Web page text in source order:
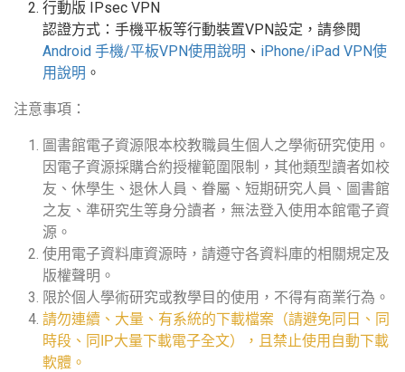
行動版
IPsec VPN
認證方式：手機平板等行動裝置VPN設定 ，請參閱
Android 手機/平板VPN使用說明 、 iPhone/iPad VPN使
用說明 。
注意事項：
圖書館電子資源限本校教職員生個人之學術研究使用。
因電子資源採購合約授權範圍限制，其他類型讀者如校
友、休學生、退休人員、眷屬、短期研究人員、圖書館
之友、準研究生等身分讀者，無法登入使用本館電子資
源。
使用電子資料庫資源時，請遵守各資料庫的相關規定及
版權聲明。
限於個人學術研究或教學目的使用，不得有商業行為。
請勿連續、大量、有系統的下載檔案（請避免同日、同
時段、同IP大量下載電子全文），且禁止使用自動下載
軟體。